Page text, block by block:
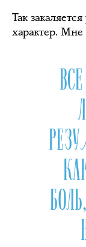
Так
характер. Мне